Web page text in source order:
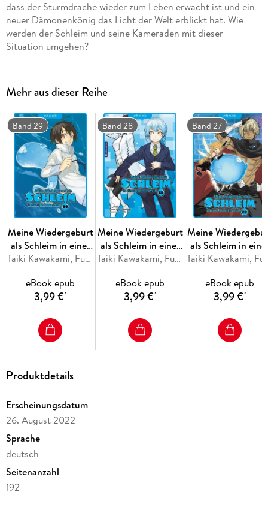
dass der Sturmdrache wieder zum Leben erwacht ist und ein
neuer Dämonenkönig das Licht der Welt erblickt hat. Wie
werden der Schleim und seine Kameraden mit dieser
Situation umgehen?
Mehr aus dieser Reihe
Band 29
Meine Wiedergeburt
als Schleim in einer
anderen Welt 29Taiki Kawakami, Fuse, Mitz Vah
eBook epub
3,99 €*
Band 28
Meine Wiedergeburt
als Schleim in einer
anderen Welt 28Taiki Kawakami, Fuse, Mitz Vah
eBook epub
3,99 €*
Band 27
Meine
als Schleim in
anderen Welt 27
eBook epub
3,99 €*
Produktdetails
Erscheinungsdatum
26. August 2022
Sprache
deutsch
Seitenanzahl
192